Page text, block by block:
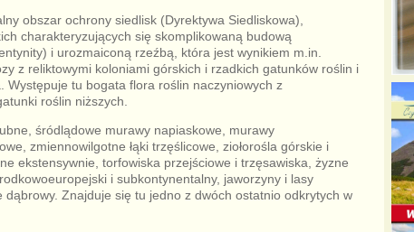
obszar ochrony siedlisk (Dyrektywa Siedliskowa),
charakteryzujących się skomplikowaną budową
i urozmaiconą rzeźbą, która jest wynikiem m.in.
z reliktowymi koloniami górskich i rzadkich gatunków roślin i
tu bogata flora roślin naczyniowych z
roślin niższych.
śródlądowe murawy napiaskowe, murawy
zmiennowilgotne łąki trzęślicowe, ziołorośla górskie i
ekstensywnie, torfowiska przejściowe i trzęsawiska, żyzne
i subkontynentalny, jaworzyny i lasy
Znajduje się tu jedno z dwóch ostatnio odkrytych w